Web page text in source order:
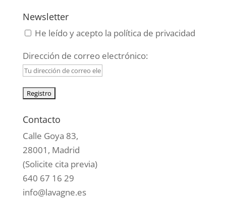
Newsletter
He leído y acepto la política de privacidad
Dirección de correo electrónico:
Contacto
Calle Goya 83,
28001, Madrid
(Solicite cita previa)
640 67 16 29
info@lavagne.es